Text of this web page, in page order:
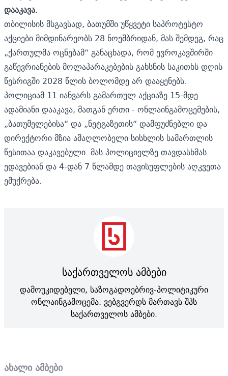
ახალი ამბები
დააკავა.
თბილისის მსგავსად, ბათუმში უწყვეტი საპროტესტო
აქციები მიმდინარეობს 28 ნოემბრიდან, მას შემდეგ, რაც
„ქართულმა ოცნებამ“ განაცხადა, რომ ევროკავშირში
გაწევრიანების მოლაპარაკებების გახსნის საკითხს დღის
წესრიგში 2028 წლის ბოლომდე არ დააყენებს.
პოლიციამ 11 იანვარს გამართულ აქციაზე 15-მდე
ადამიანი დააკავა, მათგან ერთი - ონლაინგამოცემების,
„ბათუმელებისა“ და „ნეტგაზეთის“ დამფუძნებლი და
დირექტორიმზია ამაღლობელი სისხლის სამართლის
წესითაა დაკავებული. მას პოლიციელზე თავდასხმას
ედავებიან და 4-დან 7 წლამდე თავისუფლების აღკვეთა
ემუქრება.
საქართველოს ამბები
დამოუკიდებელი, საზოგადოებრივ-პოლიტიკური
ონლაინგამოცემა. ვებგვერდს მართავს შპს
საქართველოს ამბები.